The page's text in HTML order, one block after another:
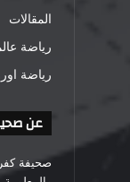
المقالات
رياضة
رياضة
عن
صحيفة